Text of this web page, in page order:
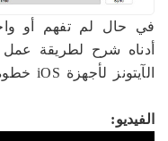
في حال لم تفهم أو
أدناه شرح لطريقة عمل
الآيتونز لأجهزة iOS خطوة بخطوة.
الفيديو: